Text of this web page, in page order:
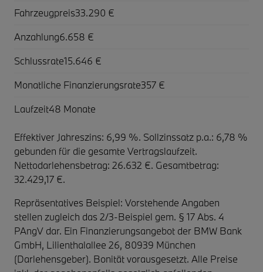
Fahrzeugpreis33.290 €
Anzahlung6.658 €
Schlussrate15.646 €
Monatliche Finanzierungsrate357 €
Laufzeit48 Monate
Effektiver Jahreszins: 6,99 %. Sollzinssatz p.a.: 6,78 %
gebunden für die gesamte Vertragslaufzeit.
Nettodarlehensbetrag: 26.632 €. Gesamtbetrag:
32.429,17 €.
Repräsentatives Beispiel: Vorstehende Angaben
stellen zugleich das 2/3-Beispiel gem. § 17 Abs. 4
PAngV dar. Ein Finanzierungsangebot der BMW Bank
GmbH, Lilienthalallee 26, 80939 München
(Darlehensgeber). Bonität vorausgesetzt. Alle Preise